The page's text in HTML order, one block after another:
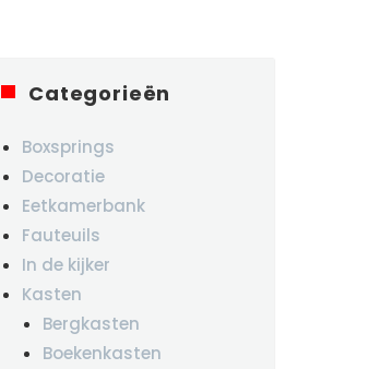
Categorieën
Boxsprings
Decoratie
Eetkamerbank
Fauteuils
In de kijker
Kasten
Bergkasten
Boekenkasten